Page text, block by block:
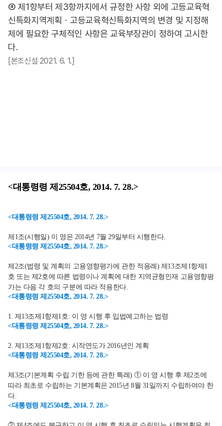
④ 제1항부터 제3항까지에서 규정한 사항 외에 고등교육혁
신특화지역계획ㆍ고등교육혁신특화지역의 변경 및 지정해
제에 필요한 구체적인 사항은 교육부장관이 정하여 고시한
다.
[본조신설 2021. 6. 1.]
<대통령령 제25504호, 2014. 7. 28.>
<대통령령 제25504호, 2014. 7. 28.>
제1조(시행일) 이 영은 2014년 7월 29일부터 시행한다.
<대통령령 제25504호, 2014. 7. 28.>
제2조(법령 및 계획의 고용영향평가에 관한 적용례) 제13조제1항제1
호 또는 제2호에 따른 법령이나 계획에 대한 지역균형인재 고용영향평
가는 다음 각 호의 구분에 따라 적용한다.
<대통령령 제25504호, 2014. 7. 28.>
1. 제13조제1항제1호: 이 영 시행 후 입법예고하는 법령
<대통령령 제25504호, 2014. 7. 28.>
2. 제13조제1항제2호: 시작연도가 2016년인 계획
<대통령령 제25504호, 2014. 7. 28.>
제3조(기본계획 수립 기한 등에 관한 특례) ① 이 영 시행 후 제2조에
따라 최초로 수립하는 기본계획은 2015년 8월 31일까지 수립하여야 한
다.
<대통령령 제25504호, 2014. 7. 28.>